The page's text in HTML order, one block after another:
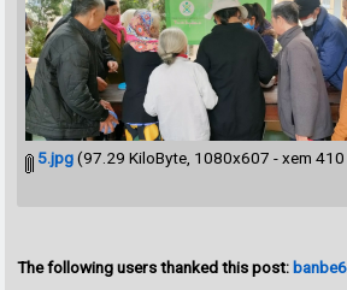
5.jpg(97.29 KiloByte, 1080x607 - xem 410
The following users thanked this post: